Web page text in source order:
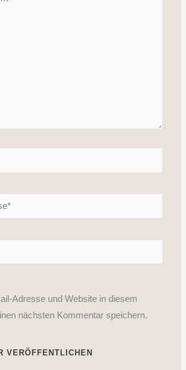
Adresse und Website in diesem
nächsten Kommentar speichern.